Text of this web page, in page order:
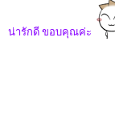
น่ารักดี ขอบคุณค่ะ